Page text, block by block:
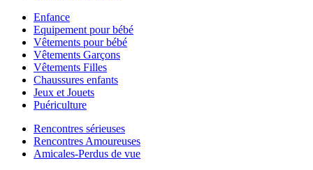
Enfance
Equipement pour bébé
Vêtements pour bébé
Vêtements Garçons
Vêtements Filles
Chaussures enfants
Jeux et Jouets
Puériculture
Rencontres sérieuses
Rencontres Amoureuses
Amicales-Perdus de vue